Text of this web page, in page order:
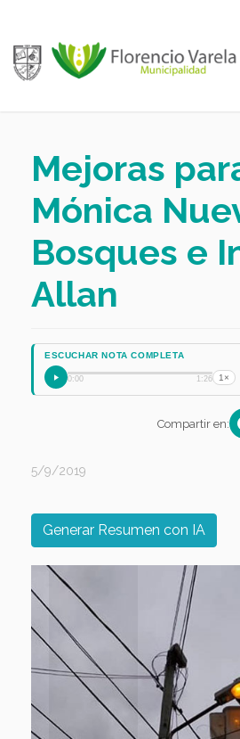
Mejoras
Mónica
Bosques e
Allan
ESCUCHAR NOTA COMPLETA
0:00 1:26 1×
Compartir en:
5/9/2019
Generar Resumen con IA